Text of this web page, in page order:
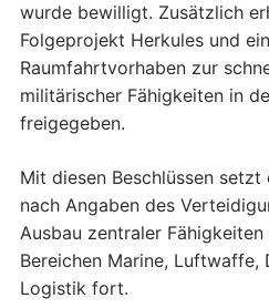
wurde bewilligt. Zusätzlich
Folgeprojekt Herkules und
Raumfahrtvorhaben zur
militärischer Fähigkeiten in
freigegeben.
Mit diesen Beschlüssen setzt
nach Angaben des
Ausbau zentraler
Bereichen Marine, Luftwaffe,
Logistik fort.